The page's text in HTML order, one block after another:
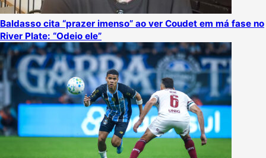
Baldasso cita “prazer imenso” ao ver Coudet em má fase no
River Plate: “Odeio ele”